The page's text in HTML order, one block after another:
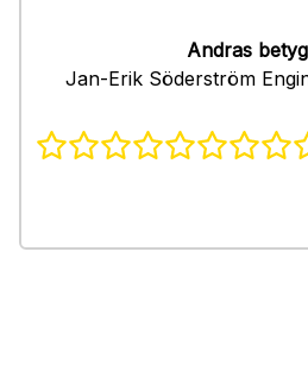
Andras
Jan-Erik Söderström